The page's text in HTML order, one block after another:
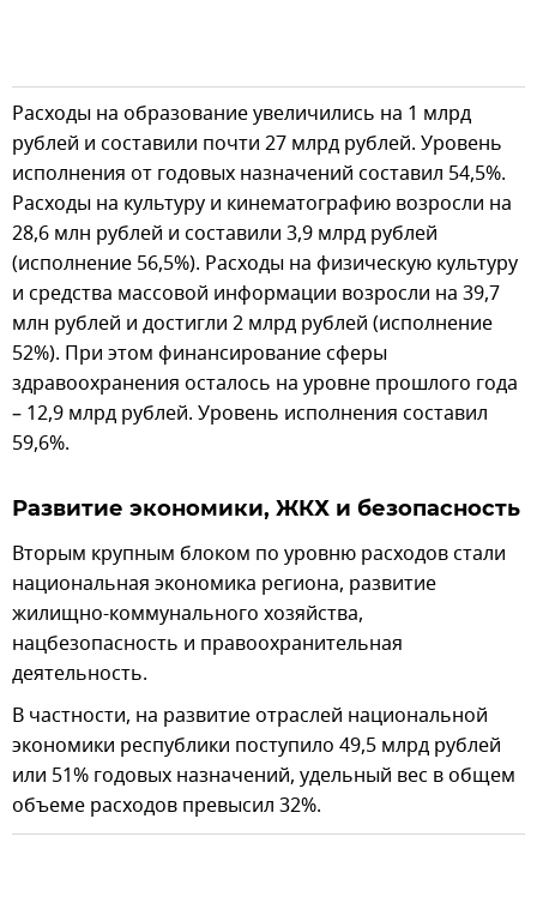
Расходы на образование увеличились на 1 млрд
рублей и составили почти 27 млрд рублей. Уровень
исполнения от годовых назначений составил 54,5%.
Расходы на культуру и кинематографию возросли на
28,6 млн рублей и составили 3,9 млрд рублей
(исполнение 56,5%). Расходы на физическую культуру
и средства массовой информации возросли на 39,7
млн рублей и достигли 2 млрд рублей (исполнение
52%). При этом финансирование сферы
здравоохранения осталось на уровне прошлого года
– 12,9 млрд рублей. Уровень исполнения составил
59,6%.
Развитие экономики, ЖКХ и безопасность
Вторым крупным блоком по уровню расходов стали
национальная экономика региона, развитие
жилищно-коммунального хозяйства,
нацбезопасность и правоохранительная
деятельность.
В частности, на развитие отраслей национальной
экономики республики поступило 49,5 млрд рублей
или 51% годовых назначений, удельный вес в общем
объеме расходов превысил 32%.